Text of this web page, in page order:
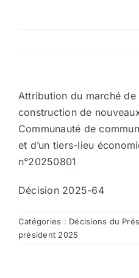
Nous contacter
Aller au site de la CCVG
Attribution du marché
construction de
Communauté de
et d’un tiers-lieu
n°20250801
Décision 2025-64
Catégories : Décisions du
président 2025